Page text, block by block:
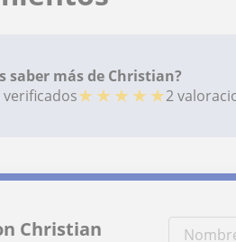
saber más de Christian?
★ ★ ★ ★ ★2
Christian